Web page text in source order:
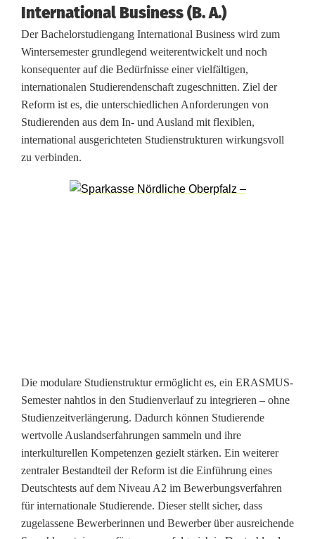
i
d
e
n
International Business (B. A.)
Der Bachelorstudiengang International Business wird zum
Wintersemester grundlegend weiterentwickelt und noch
konsequenter auf die Bedürfnisse einer vielfältigen,
internationalen Studierendenschaft zugeschnitten. Ziel der
Reform ist es, die unterschiedlichen Anforderungen von
Studierenden aus dem In- und Ausland mit flexiblen,
international ausgerichteten Studienstrukturen wirkungsvoll
zu verbinden.
Die modulare Studienstruktur ermöglicht es, ein ERASMUS-
Semester nahtlos in den Studienverlauf zu integrieren – ohne
Studienzeitverlängerung. Dadurch können Studierende
wertvolle Auslandserfahrungen sammeln und ihre
interkulturellen Kompetenzen gezielt stärken. Ein weiterer
zentraler Bestandteil der Reform ist die Einführung eines
Deutschtests auf dem Niveau A2 im Bewerbungsverfahren
für internationale Studierende. Dieser stellt sicher, dass
zugelassene Bewerberinnen und Bewerber über ausreichende